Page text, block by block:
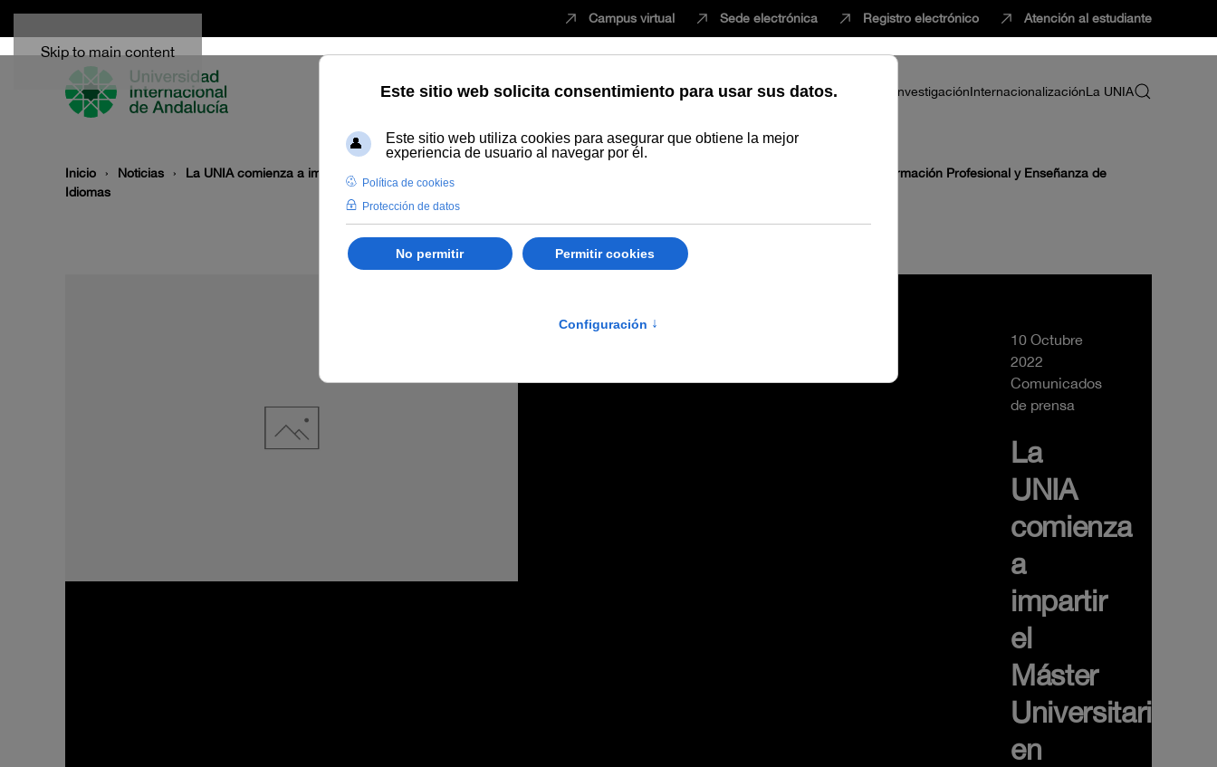
Skip to main content
Campus virtual Sede electrónica Registro electrónico Atención al estudiante
EstudiarInnovaciónVida universitariaProfesorado InvestigaciónInternacionalizaciónLa UNIA
Inicio Noticias
La UNIA comienza a impartir el Máster Universitario en Profesorado de Enseñanza Secundaria Obligatoria, Bachillerato, Formación Profesional y Enseñanza de
Idiomas
10 Octubre
2022
Comunicados
de prensa
La
UNIA
comienza
a
impartir
el
Máster
Universitario
en